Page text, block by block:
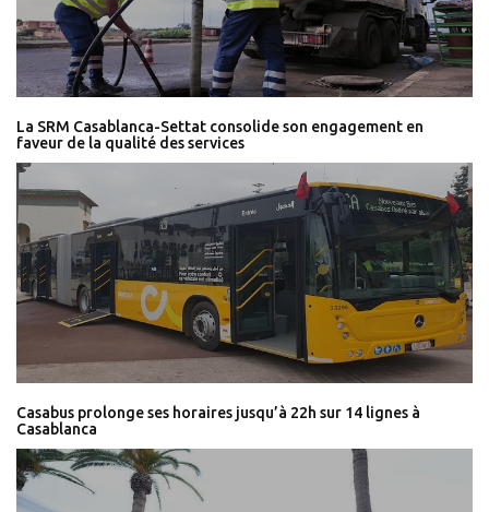
La SRM Casablanca-Settat consolide son engagement en
faveur de la qualité des services
Casabus prolonge ses horaires jusqu’à 22h sur 14 lignes à
Casablanca